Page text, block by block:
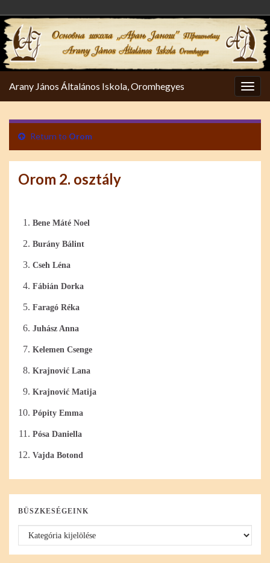
Arany János Általános Iskola, Oromhegyes
Return to Orom
Orom 2. osztály
Bene Máté Noel
Burány Bálint
Cseh Léna
Fábián Dorka
Faragó Réka
Juhász Anna
Kelemen Csenge
Krajnović Lana
Krajnović Matija
Pópity Emma
Pósa Daniella
Vajda Botond
BÜSZKESÉGEINK
Büszkeségeink